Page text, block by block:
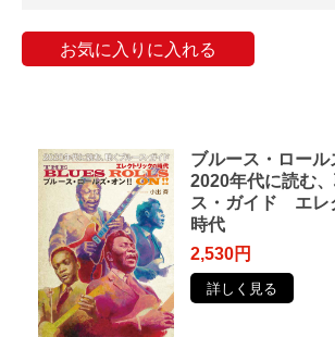
お気に入りに入れる
ブルース・ロー
2020年代に読む
ス・ガイド エレ
時代
2,530円
詳しく見る